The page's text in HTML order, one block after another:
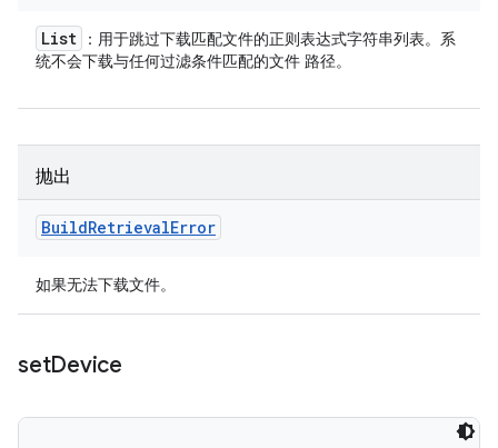
List
：用于跳过下载匹配文件的正则表达式字符串列表。系
统不会下载与任何过滤条件匹配的文件 路径。
抛出
BuildRetrievalError
如果无法下载文件。
setDevice